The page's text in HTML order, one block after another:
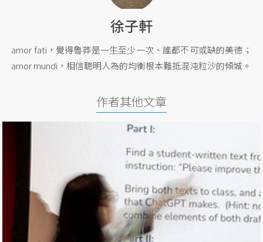
徐子軒
amor fati，覺得魯莽是一生至少一次、誰都不可或缺的美德；
amor mundi，相信聰明人為的均衡根本難抵混沌粒沙的傾城。
作者其他文章